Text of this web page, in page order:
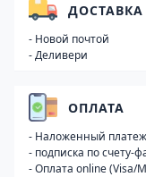
ДОСТАВКА
- Новой почтой
- Деливери
ОПЛАТА
- Наложенный
- подписка по счету-
- Оплата online (Visa/